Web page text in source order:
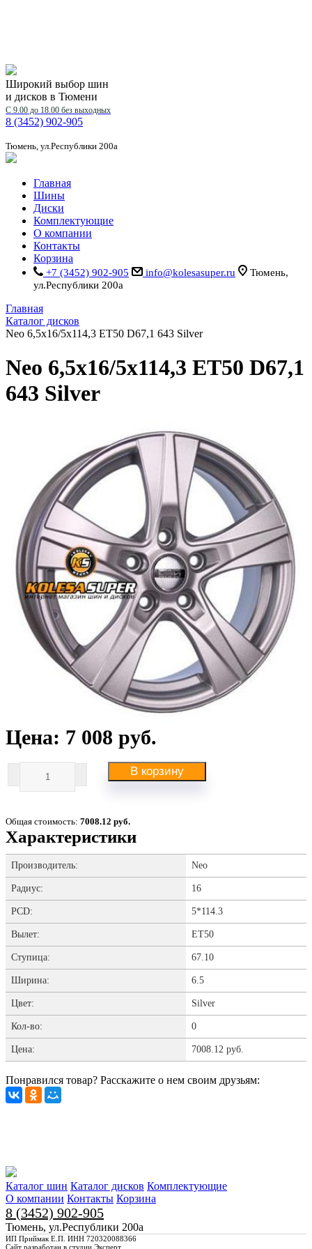
Широкий выбор шин
и дисков в Тюмени
С 9.00 до 18.00 без выходных
8 (3452) 902-905
Тюмень, ул.Республики 200а
Главная
Шины
Диски
Комплектующие
О компании
Контакты
Корзина
+7 (3452) 902-905 info@kolesasuper.ru
Тюмень,
ул.Республики 200а
Главная
Каталог дисков
Neo 6,5x16/5x114,3 ET50 D67,1 643 Silver
Neo 6,5x16/5x114,3 ET50 D67,1
643 Silver
Цена: 7 008 руб.
В корзину
Общая стоимость: 7008.12 руб.
Характеристики
Производитель: Neo
Радиус: 16
PCD: 5*114.3
Вылет: ET50
Ступица: 67.10
Ширина: 6.5
Цвет: Silver
Кол-во: 0
Цена: 7008.12 руб.
Понравился товар? Расскажите о нем своим друзьям:
Каталог шин Каталог дисков Комплектующие
О компании Контакты Корзина
8 (3452) 902-905
Тюмень, ул.Республики 200а
ИП Приймак Е.П. ИНН 720320088366
Сайт разработан в студии Эксперт